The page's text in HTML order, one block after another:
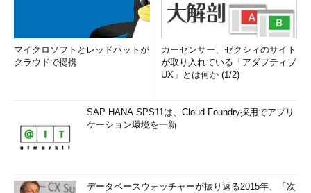
マイクロソフトとレッドハットが
クラウドで提携
カーセンサー、ゼクシィのサイト
が取り入れている「アダプティブ
UX」とは何か (1/2)
SAP HANA SPS11は、Cloud Foundry採用でアプリ
ケーション環境を一新
データベースウォッチャーが振り返る2015年、「次